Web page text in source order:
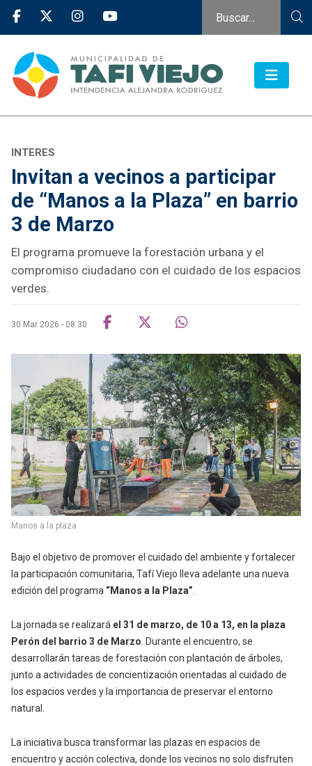
INTERES
Invitan a vecinos a participar
de “Manos a la Plaza” en barrio
3 de Marzo
El programa promueve la forestación urbana y el
compromiso ciudadano con el cuidado de los espacios
verdes.
30 Mar 2026 - 08:30
Manos a la plaza
Bajo el objetivo de promover el cuidado del ambiente y fortalecer
la participación comunitaria, Tafí Viejo lleva adelante una nueva
edición del programa “Manos a la Plaza”.
La jornada se realizará el 31 de marzo, de 10 a 13, en la plaza
Perón del barrio 3 de Marzo. Durante el encuentro, se
desarrollarán tareas de forestación con plantación de árboles,
junto a actividades de concientización orientadas al cuidado de
los espacios verdes y la importancia de preservar el entorno
natural.
La iniciativa busca transformar las plazas en espacios de
encuentro y acción colectiva, donde los vecinos no solo disfruten